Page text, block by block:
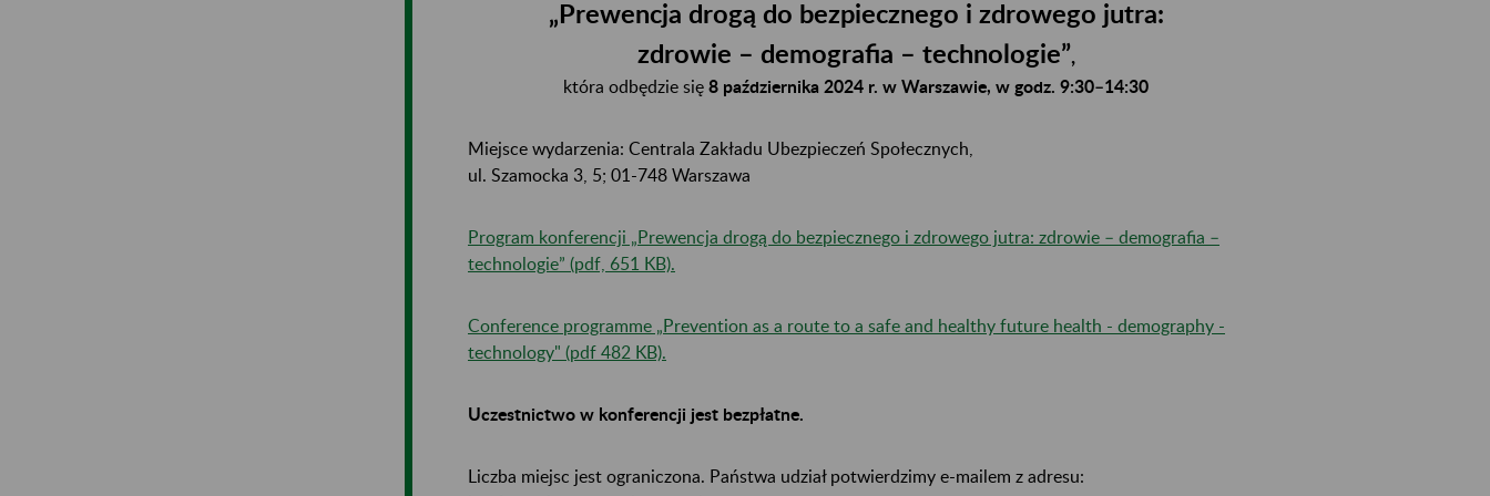
„Prewencja drogą do bezpiecznego i zdrowego jutra:
zdrowie – demografia – technologie”,
która odbędzie się 8 października 2024 r. w Warszawie, w godz. 9:30–14:30
Miejsce wydarzenia: Centrala Zakładu Ubezpieczeń Społecznych,
ul. Szamocka 3, 5; 01-748 Warszawa
Program konferencji „Prewencja drogą do bezpiecznego i zdrowego jutra: zdrowie – demografia –
technologie” (pdf, 651 KB).
Conference programme „Prevention as a route to a safe and healthy future health - demography -
technology" (pdf 482 KB).
Uczestnictwo w konferencji jest bezpłatne.
Liczba miejsc jest ograniczona. Państwa udział potwierdzimy e-mailem z adresu: